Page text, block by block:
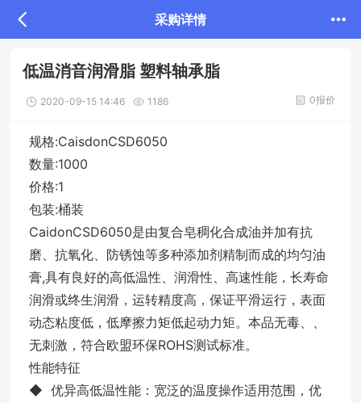
采购详情
低温消音润滑脂 塑料轴承脂
2020-09-15 14:46 1186 0报价
规格:CaisdonCSD6050
数量:1000
价格:1
包装:桶装
CaidonCSD6050是由复合皂稠化合成油并加有抗
磨、抗氧化、防锈蚀等多种添加剂精制而成的均匀油
膏,具有良好的高低温性、润滑性、高速性能，长寿命
润滑或终生润滑，运转精度高，保证平滑运行，表面
动态粘度低，低摩擦力矩低起动力矩。本品无毒、、
无刺激，符合欧盟环保ROHS测试标准。
性能特征
◆ 优异高低温性能：宽泛的温度操作适用范围，优